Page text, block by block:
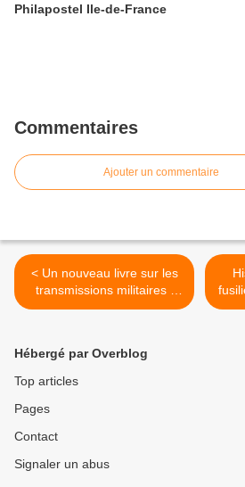
Philapostel Ile-de-France
Commentaires
Ajouter un commentaire
< Un nouveau livre sur les
transmissions militaires :
"Pour que le message
Hébergé par Overblog
Top articles
Pages
Contact
Signaler un abus